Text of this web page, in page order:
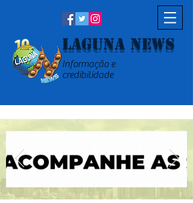
Laguna News
Informação e
credibilidade